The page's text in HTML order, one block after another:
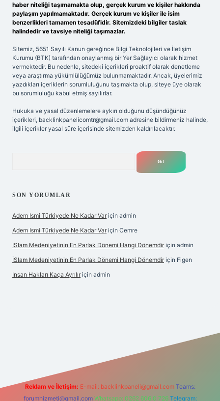
haber niteliği taşımamakta olup, gerçek kurum ve kişiler hakkında
paylaşım yapılmamaktadır. Gerçek kurum ve kişiler ile isim
benzerlikleri tamamen tesadüfidir. Sitemizdeki bilgiler taslak
halindedir ve tavsiye niteliği taşımazlar.
Sitemiz, 5651 Sayılı Kanun gereğince Bilgi Teknolojileri ve İletişim
Kurumu (BTK) tarafından onaylanmış bir Yer Sağlayıcı olarak hizmet
vermektedir. Bu nedenle, sitedeki içerikleri proaktif olarak denetleme
veya araştırma yükümlülüğümüz bulunmamaktadır. Ancak, üyelerimiz
yazdıkları içeriklerin sorumluluğunu taşımakta olup, siteye üye olarak
bu sorumluluğu kabul etmiş sayılırlar.
Hukuka ve yasal düzenlemelere aykırı olduğunu düşündüğünüz
içerikleri, backlinkpanelicomtr@gmail.com adresine bildirmeniz halinde,
ilgili içerikler yasal süre içerisinde sitemizden kaldırılacaktır.
SON YORUMLAR
Adem Ismi Türkiyede Ne Kadar Var için admin
Adem Ismi Türkiyede Ne Kadar Var için Cemre
İSlam Medeniyetinin En Parlak Dönemi Hangi Dönemdir için admin
İSlam Medeniyetinin En Parlak Dönemi Hangi Dönemdir için Figen
Insan Hakları Kaça Ayrılır için admin
Reklam ve İletişim: E-mail: backlinkpaneli@gmail.com Teams:
forumhizmeti@gmail.com Whatsapp: 0262 606 0 726 Telegram: